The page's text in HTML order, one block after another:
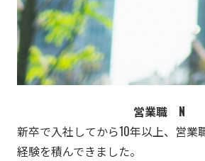
営業職 N
新卒で入社してから10年以上、営業
経験を積んできました。